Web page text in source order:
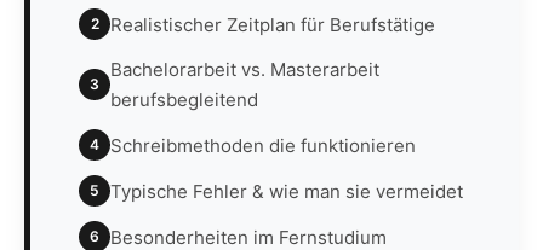
2 Realistischer Zeitplan für Berufstätige
3
Bachelorarbeit vs. Masterarbeit
berufsbegleitend
4 Schreibmethoden die funktionieren
5 Typische Fehler & wie man sie vermeidet
6 Besonderheiten im Fernstudium